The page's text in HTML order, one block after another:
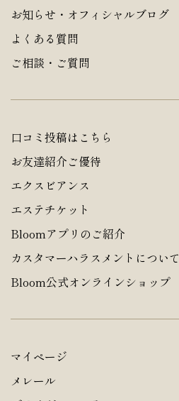
お知らせ・オフィシャルブログ
よくある質問
ご相談・ご質問
口コミ投稿はこちら
お友達紹介ご優待
エクスビアンス
エステチケット
Bloomアプリのご紹介
カスタマーハラスメントについて
Bloom公式オンラインショップ
マイページ
メレール